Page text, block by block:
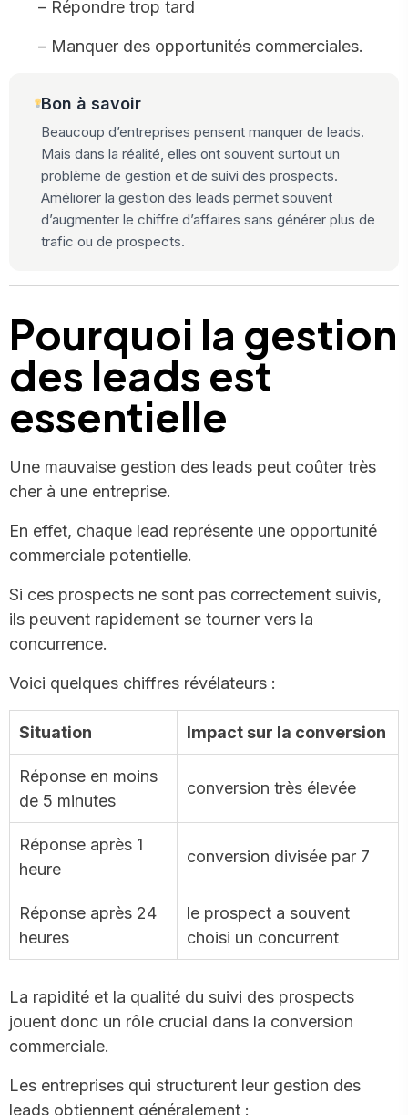
– Répondre trop tard
– Manquer des opportunités commerciales.
Bon à savoir
Beaucoup d’entreprises pensent manquer de leads.
Mais dans la réalité, elles ont souvent surtout un
problème de gestion et de suivi des prospects.
Améliorer la gestion des leads permet souvent
d’augmenter le chiffre d’affaires sans générer plus de
trafic ou de prospects.
Pourquoi la gestion
des leads est
essentielle
Une mauvaise gestion des leads peut coûter très
cher à une entreprise.
En effet, chaque lead représente une opportunité
commerciale potentielle.
Si ces prospects ne sont pas correctement suivis,
ils peuvent rapidement se tourner vers la
concurrence.
Voici quelques chiffres révélateurs :
Situation Impact sur la conversion
Réponse en moins
de 5 minutes
conversion très élevée
Réponse après 1
heure
conversion divisée par 7
Réponse après 24
heures
le prospect a souvent
choisi un concurrent
La rapidité et la qualité du suivi des prospects
jouent donc un rôle crucial dans la conversion
commerciale.
Les entreprises qui structurent leur gestion des
leads obtiennent généralement :